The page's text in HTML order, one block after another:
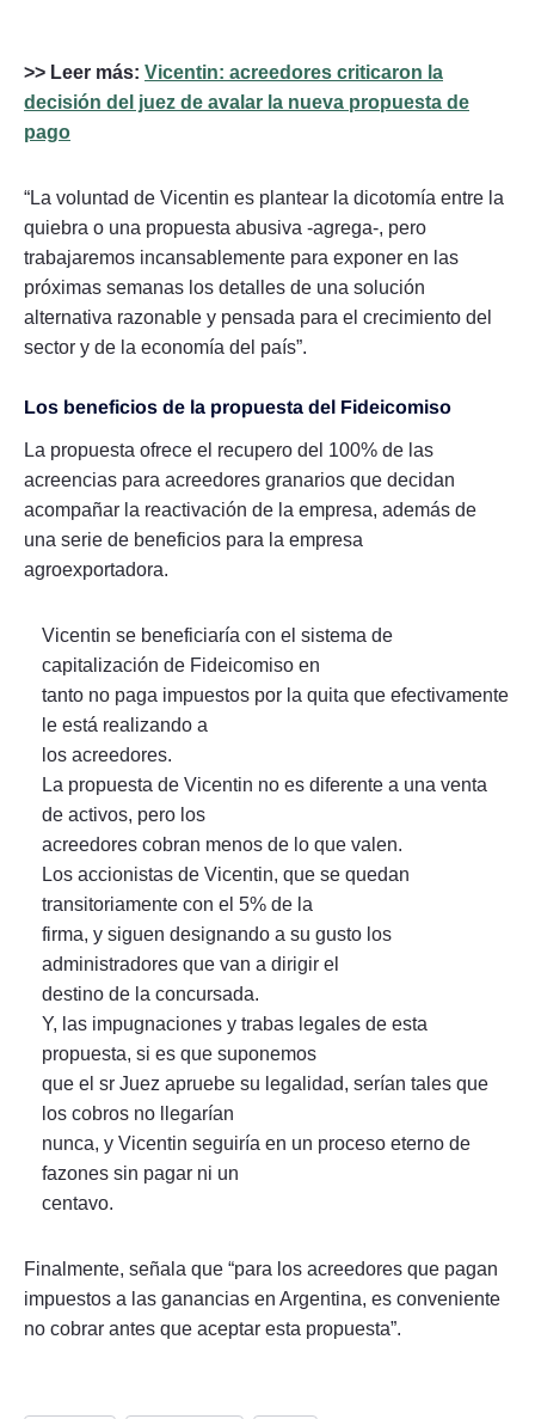
>> Leer más: Vicentin: acreedores criticaron la
decisión del juez de avalar la nueva propuesta de
pago
“La voluntad de Vicentin es plantear la dicotomía entre la
quiebra o una propuesta abusiva -agrega-, pero
trabajaremos incansablemente para exponer en las
próximas semanas los detalles de una solución
alternativa razonable y pensada para el crecimiento del
sector y de la economía del país”.
Los beneficios de la propuesta del Fideicomiso
La propuesta ofrece el recupero del 100% de las
acreencias para acreedores granarios que decidan
acompañar la reactivación de la empresa, además de
una serie de beneficios para la empresa
agroexportadora.
Vicentin se beneficiaría con el sistema de
capitalización de Fideicomiso en
tanto no paga impuestos por la quita que efectivamente
le está realizando a
los acreedores.
La propuesta de Vicentin no es diferente a una venta
de activos, pero los
acreedores cobran menos de lo que valen.
Los accionistas de Vicentin, que se quedan
transitoriamente con el 5% de la
firma, y siguen designando a su gusto los
administradores que van a dirigir el
destino de la concursada.
Y, las impugnaciones y trabas legales de esta
propuesta, si es que suponemos
que el sr Juez apruebe su legalidad, serían tales que
los cobros no llegarían
nunca, y Vicentin seguiría en un proceso eterno de
fazones sin pagar ni un
centavo.
Finalmente, señala que “para los acreedores que pagan
impuestos a las ganancias en Argentina, es conveniente
no cobrar antes que aceptar esta propuesta”.